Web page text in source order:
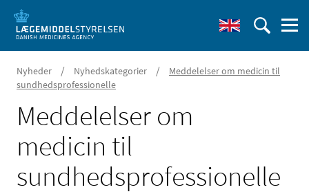
Nyheder / Nyhedskategorier /
Meddelelser om medicin til
sundhedsprofessionelle
Meddelelser om
medicin til
sundhedsprofessionelle